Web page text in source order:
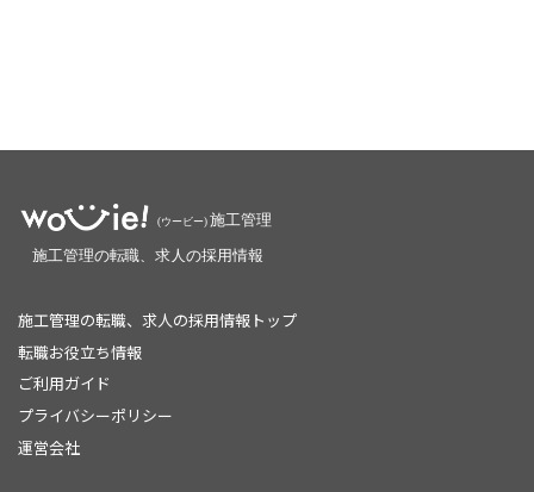
施工管理の転職、求人の採用情報トップ
転職お役立ち情報
ご利用ガイド
プライバシーポリシー
運営会社